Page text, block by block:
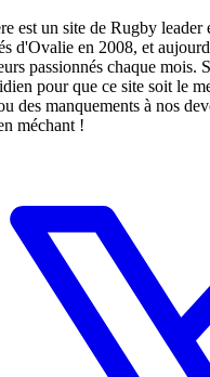
est un site de Rugby leader
d'Ovalie en 2008, et
passionnés chaque mois.
pour que ce site soit le
des manquements à nos
méchant !